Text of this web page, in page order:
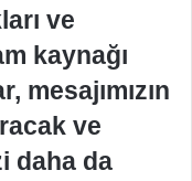
ve
kaynağı
mesajımızın
ve
daha da